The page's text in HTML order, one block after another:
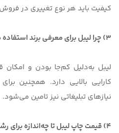
کیفیت باید هر نوع تغییری در
3) چرا لیبل برای معرفی برند استفاده می‌شود؟
لیبل به‌دلیل کم‌جا بودن و امکان
کارایی بالایی دارد. همچنین
نیازهای تبلیغاتی نیز تامین می‌شود.
4) قیمت چاپ لیبل تا چه‌اندازه برای رشد برند منطقی است؟